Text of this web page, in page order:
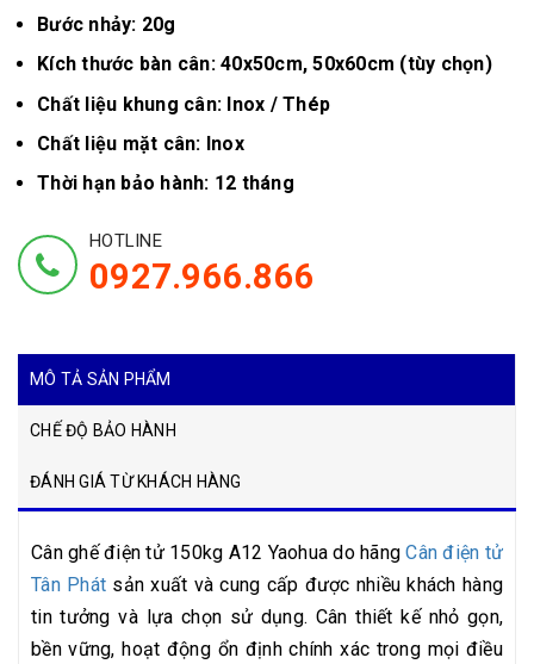
Bước nhảy: 20g
Kích thước bàn cân: 40x50cm, 50x60cm (tùy chọn)
Chất liệu khung cân: Inox / Thép
Chất liệu mặt cân: Inox
Thời hạn bảo hành: 12 tháng
HOTLINE
0927.966.866
MÔ TẢ SẢN PHẨM
CHẾ ĐỘ BẢO HÀNH
ĐÁNH GIÁ TỪ KHÁCH HÀNG
Cân ghế điện tử 150kg A12 Yaohua do hãngCân điện tử
Tân Phát sản xuất và cung cấp được nhiều khách hàng
tin tưởng và lựa chọn sử dụng. Cân thiết kế nhỏ gọn,
bền vững, hoạt động ổn định chính xác trong mọi điều